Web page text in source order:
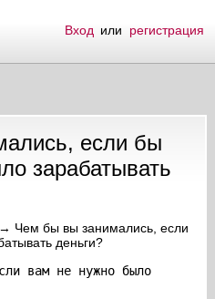
Вход или регистрация
если бы
зарабатывать
→ Чем бы вы занимались, если
деньги?
вам не нужно было